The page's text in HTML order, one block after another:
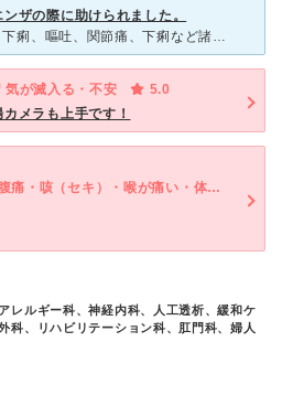
ザの際に助けられました。
[症状・来院理由] 高熱、咳、下痢、嘔吐、関節痛、下痢など諸々の症状が出て、普段受診する病院まで行く事が出来なかったため、近くのこちらに行きました。 [医師の診断・治療法] インフルエンザシーズ
気が滅入る・不安
5.0
メラも上手です！
発熱・頭が痛い・胃痛・腹痛・咳（セキ）・喉が痛い・体調不良
レルギー科、神経内科、人工透析、緩和ケ
科、リハビリテーション科、肛門科、婦人